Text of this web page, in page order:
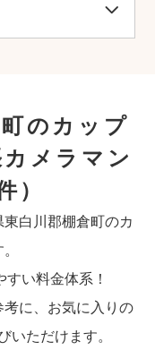
のカップ
メラマン
）
白川郡棚倉町のカ
い料金体系！
に、お気に入りの
いただけます。